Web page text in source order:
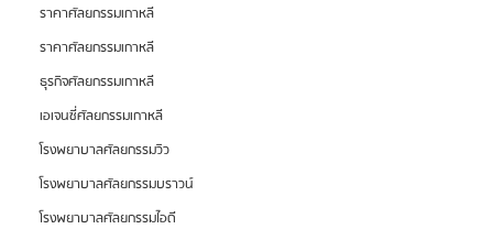
ราคาศัลยกรรมเกาหลี
ราคาศัลยกรรมเกาหลี
ธุรกิจศัลยกรรมเกาหลี
เอเจนซี่ศัลยกรรมเกาหลี
โรงพยาบาลศัลยกรรมวิว
โรงพยาบาลศัลยกรรมบราวน์
โรงพยาบาลศัลยกรรมไอดี